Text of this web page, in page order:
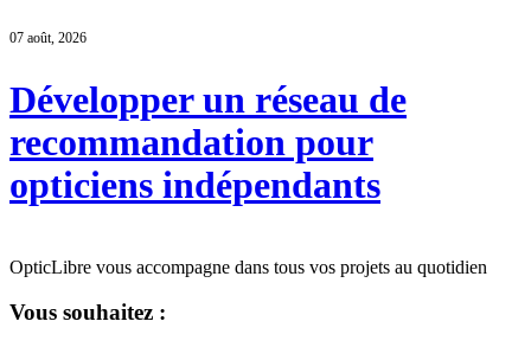
07 août, 2026
Développer un réseau de
recommandation pour
opticiens indépendants
OpticLibre vous accompagne dans tous vos projets au quotidien
Vous souhaitez :